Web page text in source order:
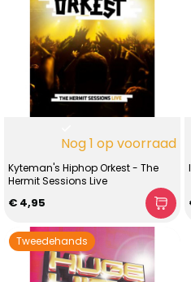
Nog 1 op voorraad
Kyteman's Hiphop Orkest - The
Hermit Sessions Live
€ 4,95
Tweedehands